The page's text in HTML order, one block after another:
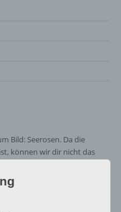
Bild: Seerosen. Da die
können wir dir nicht das
unsere Komplettlösung
die entsprechenden